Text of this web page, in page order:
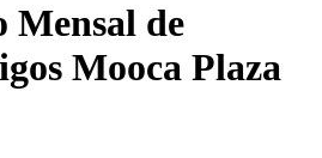
Mensal de
Mooca Plaza